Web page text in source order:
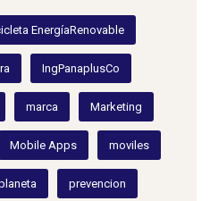
EnergíaRenovable
IngPanaplusCo
marca Marketing
Mobile Apps moviles
prevencion